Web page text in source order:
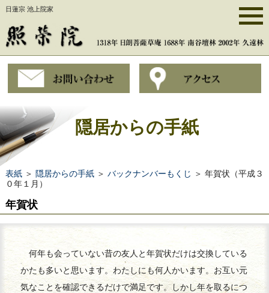
日蓮宗 池上院家
隠居からの手紙
表紙＞ 隠居からの手紙＞ バックナンバーもくじ ＞ 年賀状（平成３
０年１月）
年賀状
何年も会っていない昔の友人と年賀状だけは交換している
かたも多いと思います。わたしにも何人かいます。お互い元
気なことを確認できるだけで満足です。しかし年を取るにつ